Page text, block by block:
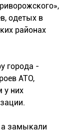
одетых в
районах
города -
АТО,
у них
а замыкали